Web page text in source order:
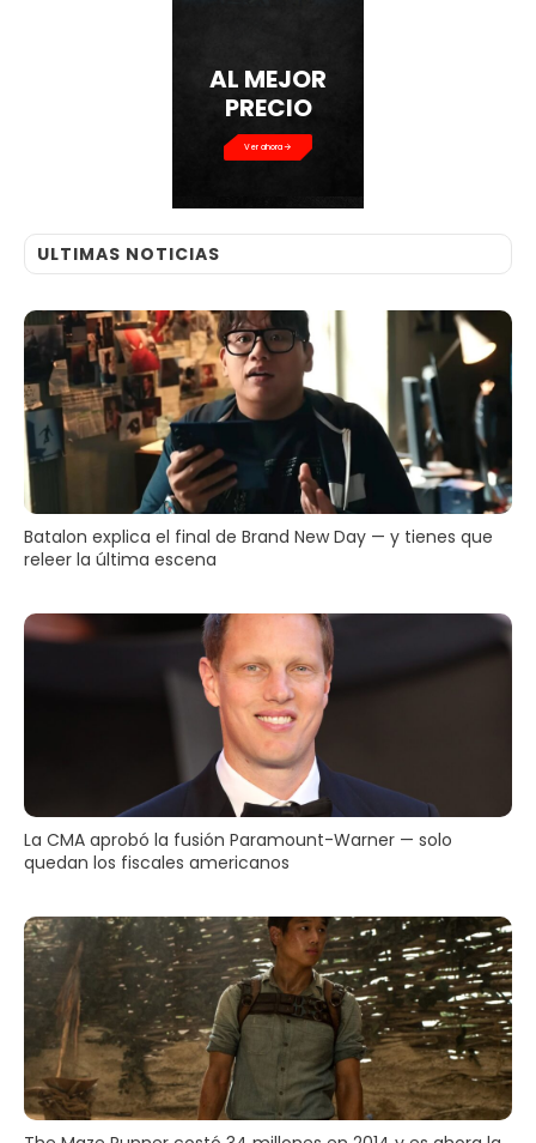
AL MEJOR
PRECIO
Ver ahora
ULTIMAS NOTICIAS
Batalon explica el final de Brand New Day — y tienes que
releer la última escena
La CMA aprobó la fusión Paramount-Warner — solo
quedan los fiscales americanos